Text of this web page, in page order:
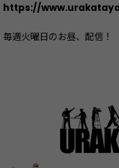
https://
毎週火曜日のお昼、配信！